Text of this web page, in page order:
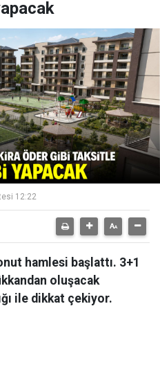
12:22
hamlesi başlattı. 3+1
oluşacak
ile dikkat çekiyor.